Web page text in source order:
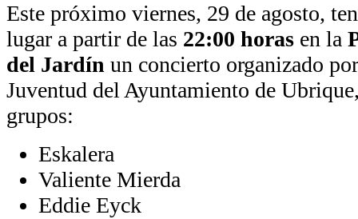
Este próximo viernes, 29 de agosto,
lugar a partir de las 22:00 horas en la
del Jardín un concierto organizado
Juventud del Ayuntamiento de
grupos:
Eskalera
Valiente Mierda
Eddie Eyck